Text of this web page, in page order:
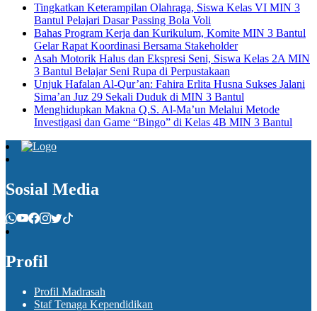
Tingkatkan Keterampilan Olahraga, Siswa Kelas VI MIN 3
Bantul Pelajari Dasar Passing Bola Voli
Bahas Program Kerja dan Kurikulum, Komite MIN 3 Bantul
Gelar Rapat Koordinasi Bersama Stakeholder
Asah Motorik Halus dan Ekspresi Seni, Siswa Kelas 2A MIN
3 Bantul Belajar Seni Rupa di Perpustakaan
Unjuk Hafalan Al-Qur’an: Fahira Erlita Husna Sukses Jalani
Sima’an Juz 29 Sekali Duduk di MIN 3 Bantul
Menghidupkan Makna Q.S. Al-Ma’un Melalui Metode
Investigasi dan Game “Bingo” di Kelas 4B MIN 3 Bantul
Sosial Media
Profil
Profil Madrasah
Staf Tenaga Kependidikan